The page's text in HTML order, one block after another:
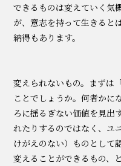
できるものは変えていく気
が、意志を持って生きると
納得もあります。
変えられないもの。まずは
ことでしょうか。何者かに
ろに揺るぎない価値を見出
れたりするのではなく、ユ
けがえのない）ものとして
変えることができるもの、